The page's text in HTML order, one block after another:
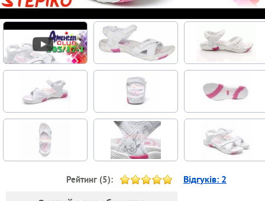
Рейтинг (5): Відгуків: 2